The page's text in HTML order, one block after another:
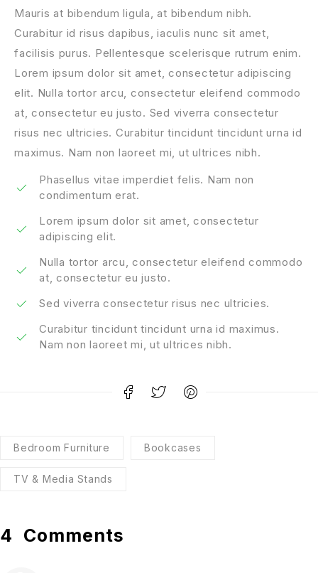
Mauris at bibendum ligula, at bibendum nibh.
Curabitur id risus dapibus, iaculis nunc sit amet,
facilisis purus. Pellentesque scelerisque rutrum enim.
Lorem ipsum dolor sit amet, consectetur adipiscing
elit. Nulla tortor arcu, consectetur eleifend commodo
at, consectetur eu justo. Sed viverra consectetur
risus nec ultricies. Curabitur tincidunt tincidunt urna id
maximus. Nam non laoreet mi, ut ultrices nibh.
Phasellus vitae imperdiet felis. Nam non
condimentum erat.
Lorem ipsum dolor sit amet, consectetur
adipiscing elit.
Nulla tortor arcu, consectetur eleifend commodo
at, consectetur eu justo.
Sed viverra consectetur risus nec ultricies.
Curabitur tincidunt tincidunt urna id maximus.
Nam non laoreet mi, ut ultrices nibh.
Bedroom Furniture Bookcases
TV & Media Stands
4 Comments